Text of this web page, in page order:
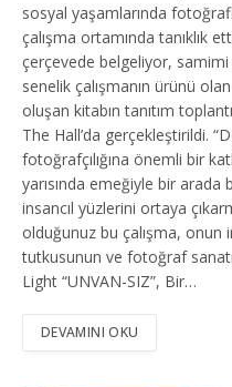
sosyal yaşamlarında
çalışma ortamında tanıklık
çerçevede belgeliyor,
senelik çalışmanın ürünü
oluşan kitabın tanıtım
The Hall’da gerçekleştirildi.
fotoğrafçılığına önemli bir
yarısında emeğiyle bir arada
insancıl yüzlerini ortaya
olduğunuz bu çalışma, onun
tutkusunun ve fotoğraf
Light “UNVAN-SIZ”, Bir…
DEVAMINI OKU